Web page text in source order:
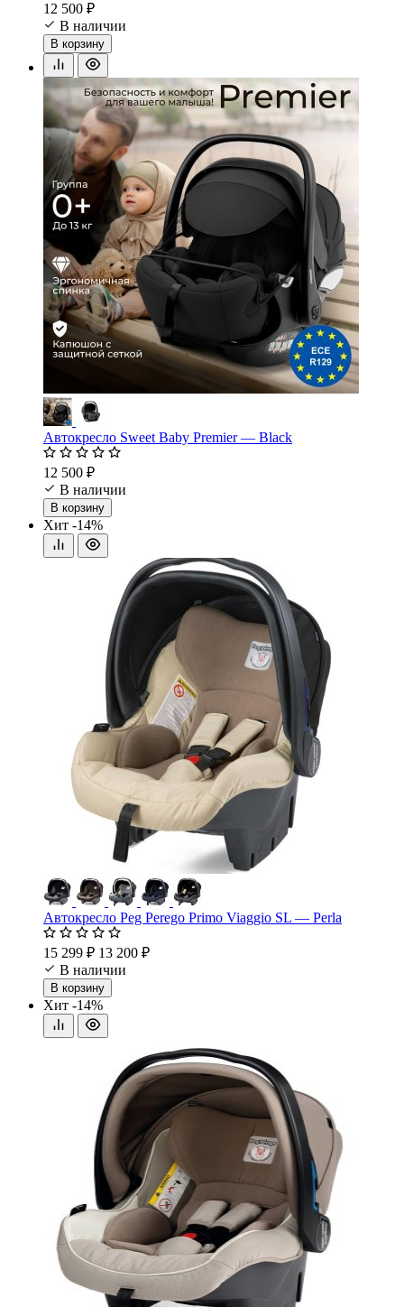
12 500 ₽
В наличии
В корзину
Автокресло Sweet Baby Premier — Black
12 500 ₽
В наличии
В корзину
Хит -14%
Автокресло Peg Perego Primo Viaggio SL — Perla
15 299 ₽ 13 200 ₽
В наличии
В корзину
Хит -14%